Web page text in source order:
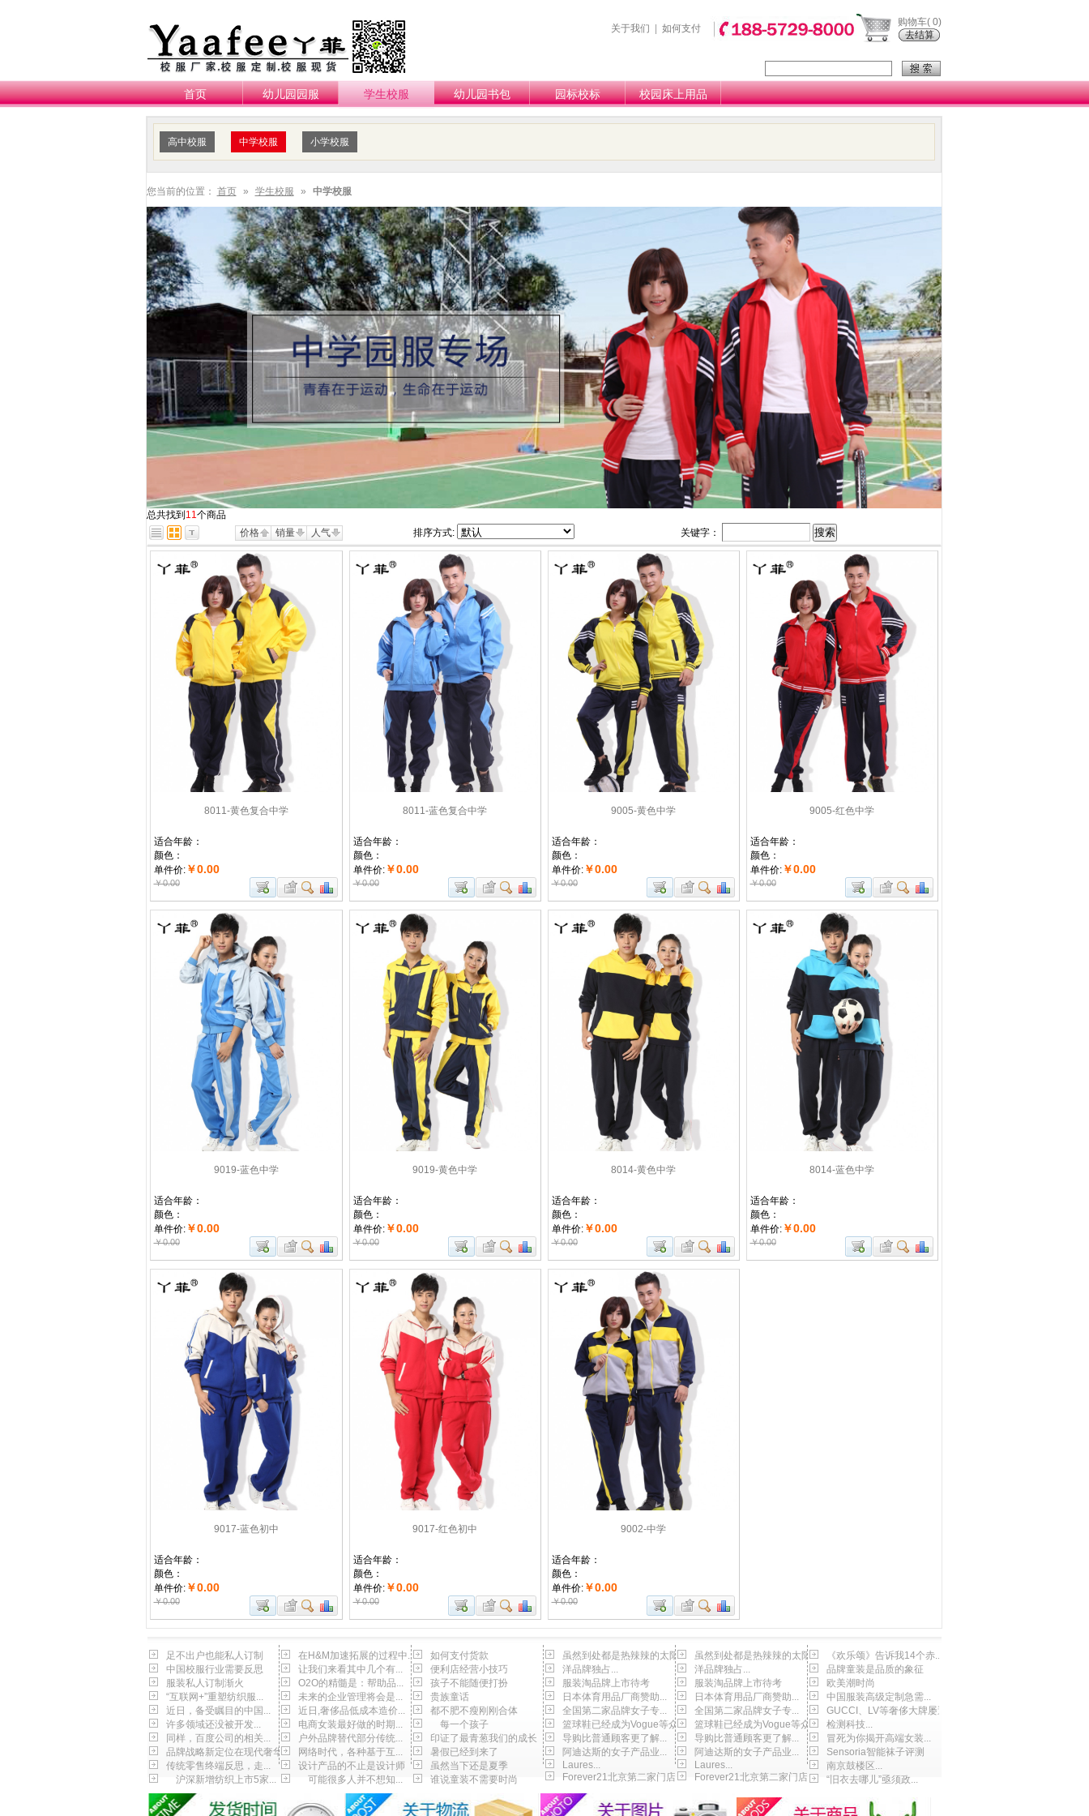
购物车( 0)
去结算
关于我们 如何支付
首页 幼儿园园服 学生校服 幼儿园书包 园标校标 校园床上用品
高中校服 中学校服 小学校服
您当前的位置： 首页 » 学生校服 » 中学校服
总共找到11 个商品
价格
销量 人气 排序方式: 关键字：
8011-黄色复合中学
适合年龄：
颜色：
单件价:￥0.00
￥0.00
8011-蓝色复合中学
适合年龄：
颜色：
单件价:￥0.00
￥0.00
9005-黄色中学
适合年龄：
颜色：
单件价:￥0.00
￥0.00
9005-红色中学
适合年龄：
颜色：
单件价:￥0.00
￥0.00
9019-蓝色中学
适合年龄：
颜色：
单件价:￥0.00
￥0.00
9019-黄色中学
适合年龄：
颜色：
单件价:￥0.00
￥0.00
8014-黄色中学
适合年龄：
颜色：
单件价:￥0.00
￥0.00
8014-蓝色中学
适合年龄：
颜色：
单件价:￥0.00
￥0.00
9017-蓝色初中
适合年龄：
颜色：
单件价:￥0.00
￥0.00
9017-红色初中
适合年龄：
颜色：
单件价:￥0.00
￥0.00
9002-中学
适合年龄：
颜色：
单件价:￥0.00
￥0.00
足不出户也能私人订制
中国校服行业需要反思
服装私人订制渐火
“互联网+”重塑纺织服...
近日，备受瞩目的中国...
许多领域还没被开发...
同样，百度公司的相关...
品牌战略新定位在现代奢华
传统零售终端反思，走...
沪深新增纺织上市5家...
在H&M加速拓展的过程中...
让我们来看其中几个有...
O2O的精髓是：帮助品...
未来的企业管理将会是...
近日,奢侈品低成本造价...
电商女装最好做的时期...
户外品牌替代部分传统...
网络时代，各种基于互...
设计产品的不止是设计师
可能很多人并不想知...
如何支付货款
便利店经营小技巧
孩子不能随便打扮
贵族童话
都不肥不瘦刚刚合体
每一个孩子
印证了最青葱我们的成长
暑假已经到来了
虽然当下还是夏季
谁说童装不需要时尚
虽然到处都是热辣辣的太阳
洋品牌独占...
服装淘品牌上市待考
日本体育用品厂商赞助...
全国第二家品牌女子专...
篮球鞋已经成为Vogue等众...
导购比普通顾客更了解...
阿迪达斯的女子产品业...
Laures...
Forever21北京第二家门店...
虽然到处都是热辣辣的太阳
洋品牌独占...
服装淘品牌上市待考
日本体育用品厂商赞助...
全国第二家品牌女子专...
篮球鞋已经成为Vogue等众...
导购比普通顾客更了解...
阿迪达斯的女子产品业...
Laures...
Forever21北京第二家门店...
《欢乐颂》告诉我14个赤...
品牌童装是品质的象征
欧美潮时尚
中国服装高级定制急需...
GUCCI、LV等奢侈大牌屡遭...
检测科技...
冒死为你揭开高端女装...
Sensoria智能袜子评测
南京鼓楼区...
“旧衣去哪儿”亟须政...